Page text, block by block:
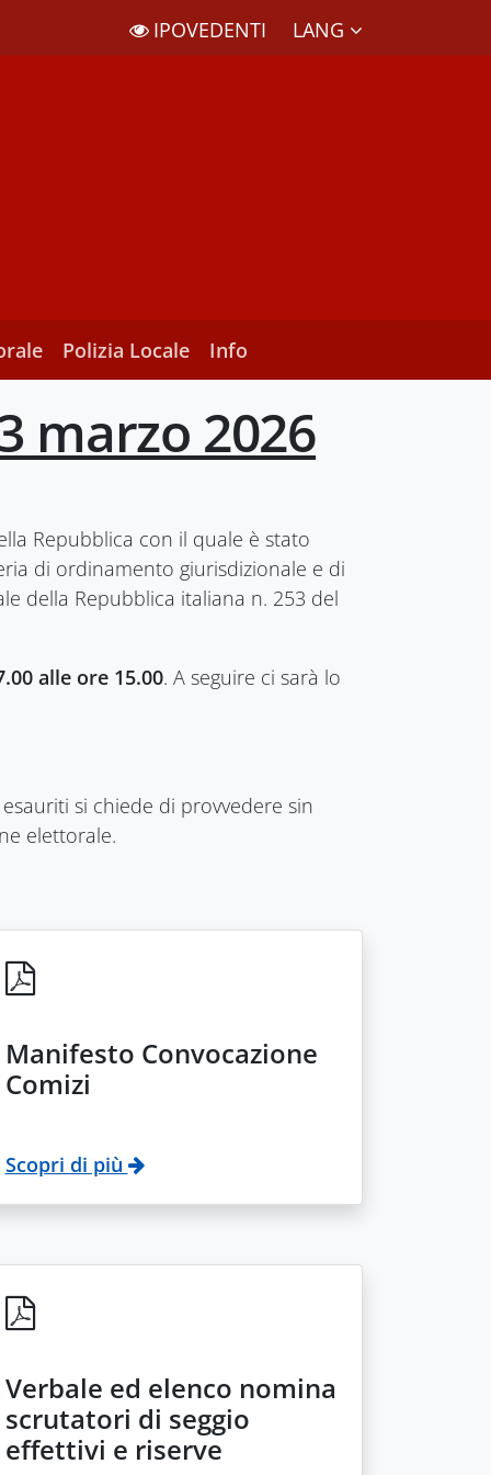
IPOVEDENTI LANG
Polizia Locale Info
marzo 2026
Repubblica con il quale è stato
di ordinamento giurisdizionale e di
della Repubblica italiana n. 253 del
alle ore 15.00. A seguire ci sarà lo
si chiede di provvedere sin
elettorale.
Manifesto Convocazione
Comizi
Scopri di più
Verbale ed elenco nomina
scrutatori di seggio
effettivi e riserve